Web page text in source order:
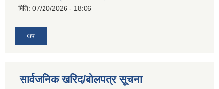
मिति: 07/20/2026 - 18:06
थप
सार्वजनिक खरिद/बोलपत्र सूचना